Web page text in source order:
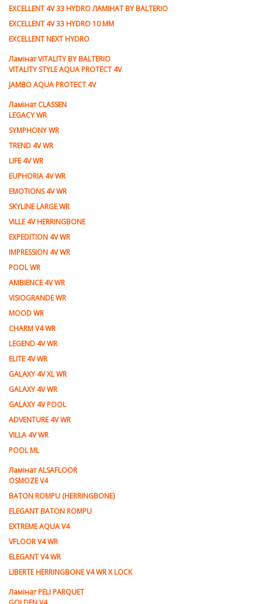
EXCELLENT 4V 33 HYDRO ЛАМІНАТ BY BALTERIO
EXCELLENT 4V 33 HYDRO 10 ММ
EXCELLENT NEXT HYDRO
Ламiнат VITALITY BY BALTERIO
VITALITY STYLE AQUA PROTECT 4V
JAMBO AQUA PROTECT 4V
Ламiнат CLASSEN
LEGACY WR
SYMPHONY WR
TREND 4V WR
LIFE 4V WR
EUPHORIA 4V WR
EMOTIONS 4V WR
SKYLINE LARGE WR
VILLE 4V HERRINGBONE
EXPEDITION 4V WR
IMPRESSION 4V WR
POOL WR
AMBIENCE 4V WR
VISIOGRANDE WR
MOOD WR
CHARM V4 WR
LEGEND 4V WR
ELITE 4V WR
GALAXY 4V XL WR
GALAXY 4V WR
GALAXY 4V POOL
ADVENTURE 4V WR
VILLA 4V WR
POOL ML
Ламiнат ALSAFLOOR
OSMOZE V4
BATON ROMPU (HERRINGBONE)
ELEGANT BATON ROMPU
EXTREME AQUA V4
VFLOOR V4 WR
ELEGANT V4 WR
LIBERTE HERRINGBONE V4 WR X LOCK
Ламiнат PELI PARQUET